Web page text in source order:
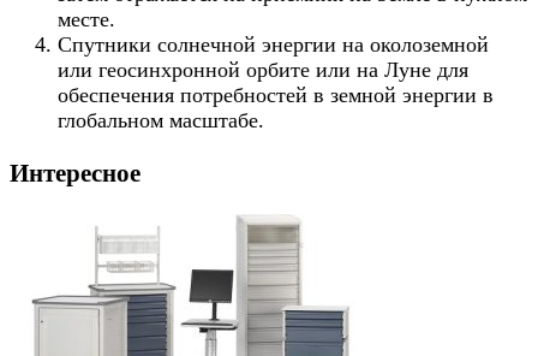
месте.
Спутники солнечной энергии на околоземной
или геосинхронной орбите или на Луне для
обеспечения потребностей в земной энергии в
глобальном масштабе.
Интересное